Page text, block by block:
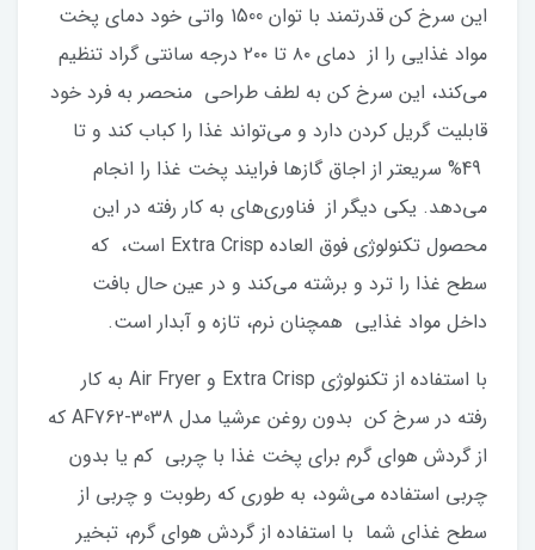
این سرخ کن قدرتمند با توان 1500 واتی خود دمای پخت
مواد غذایی را از دمای ۸۰ تا ۲۰۰ درجه سانتی گراد تنظیم
می­‌کند، این سرخ کن به لطف طراحی منحصر به فرد خود
قابلیت گریل کردن دارد و می‌تواند غذا را کباب کند و تا
49% سریعتر از اجاق گازها فرایند پخت غذا را انجام
می‌دهد. یکی دیگر از فناوری‌های به کار رفته در این
محصول تکنولوژی فوق العاده Extra Crisp است، که
سطح غذا را ترد و برشته می‌کند و در عین حال بافت
داخل مواد غذایی همچنان نرم، تازه و آبدار است.
با استفاده از تکنولوژی Extra Crisp و Air Fryer به کار
رفته در سرخ کن بدون روغن عرشیا مدل AF762-3038 که
از گردش هوای گرم برای پخت غذا با چربی کم یا بدون
چربی استفاده می‌شود، به طوری که رطوبت و چربی از
سطح غذای شما با استفاده از گردش هوای گرم، تبخیر